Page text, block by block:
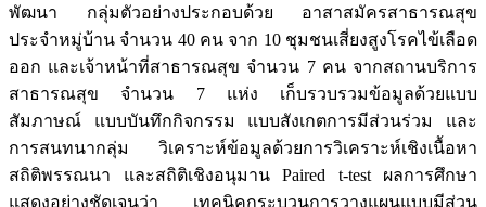
พัฒนา กลุ่มตัวอย่างประกอบด้วย อาสาสมัครสาธารณสุข
ประจำหมู่บ้าน จำนวน 40 คน จาก 10 ชุมชนเสี่ยงสูงโรคไข้เลือด
ออก และเจ้าหน้าที่สาธารณสุข จำนวน 7 คน จากสถานบริการ
สาธารณสุข จำนวน 7 แห่ง เก็บรวบรวมข้อมูลด้วยแบบ
สัมภาษณ์ แบบบันทึกกิจกรรม แบบสังเกตการมีส่วนร่วม และ
การสนทนากลุ่ม วิเคราะห์ข้อมูลด้วยการวิเคราะห์เชิงเนื้อหา
สถิติพรรณนา และสถิติเชิงอนุมาน Paired t-test ผลการศึกษา
แสดงอย่างชัดเจนว่า เทคนิคกระบวนการวางแผนแบบมีส่วน